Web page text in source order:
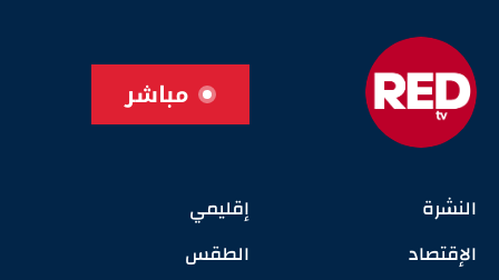
مباشر
النشرة
الإقتصاد
إقليمي
الطقس